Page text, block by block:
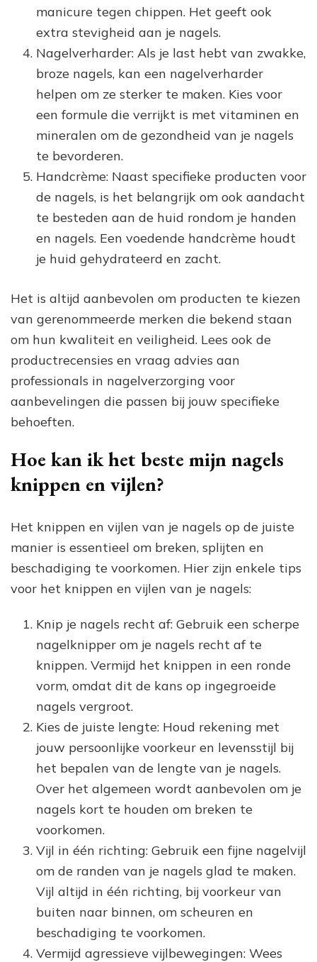
manicure tegen chippen. Het geeft ook
extra stevigheid aan je nagels.
Nagelverharder: Als je last hebt van zwakke,
broze nagels, kan een nagelverharder
helpen om ze sterker te maken. Kies voor
een formule die verrijkt is met vitaminen en
mineralen om de gezondheid van je nagels
te bevorderen.
Handcrème: Naast specifieke producten voor
de nagels, is het belangrijk om ook aandacht
te besteden aan de huid rondom je handen
en nagels. Een voedende handcrème houdt
je huid gehydrateerd en zacht.
Het is altijd aanbevolen om producten te kiezen
van gerenommeerde merken die bekend staan
om hun kwaliteit en veiligheid. Lees ook de
productrecensies en vraag advies aan
professionals in nagelverzorging voor
aanbevelingen die passen bij jouw specifieke
behoeften.
Hoe kan ik het beste mijn nagels
knippen en vijlen?
Het knippen en vijlen van je nagels op de juiste
manier is essentieel om breken, splijten en
beschadiging te voorkomen. Hier zijn enkele tips
voor het knippen en vijlen van je nagels:
Knip je nagels recht af: Gebruik een scherpe
nagelknipper om je nagels recht af te
knippen. Vermijd het knippen in een ronde
vorm, omdat dit de kans op ingegroeide
nagels vergroot.
Kies de juiste lengte: Houd rekening met
jouw persoonlijke voorkeur en levensstijl bij
het bepalen van de lengte van je nagels.
Over het algemeen wordt aanbevolen om je
nagels kort te houden om breken te
voorkomen.
Vijl in één richting: Gebruik een fijne nagelvijl
om de randen van je nagels glad te maken.
Vijl altijd in één richting, bij voorkeur van
buiten naar binnen, om scheuren en
beschadiging te voorkomen.
Vermijd agressieve vijlbewegingen: Wees